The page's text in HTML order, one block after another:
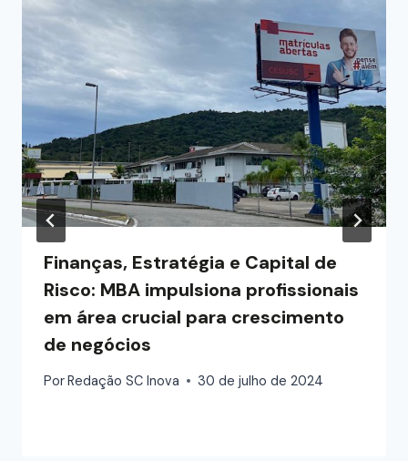
Finanças, Estratégia e Capital de
Risco: MBA impulsiona profissionais
em área crucial para crescimento
de negócios
PorRedação SC Inova 30 de julho de 2024